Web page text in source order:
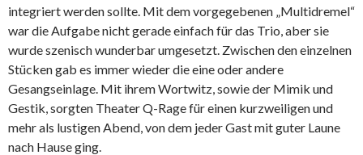
integriert werden sollte. Mit dem vorgegebenen „Multidremel“
war die Aufgabe nicht gerade einfach für das Trio, aber sie
wurde szenisch wunderbar umgesetzt. Zwischen den einzelnen
Stücken gab es immer wieder die eine oder andere
Gesangseinlage. Mit ihrem Wortwitz, sowie der Mimik und
Gestik, sorgten Theater Q-Rage für einen kurzweiligen und
mehr als lustigen Abend, von dem jeder Gast mit guter Laune
nach Hause ging.